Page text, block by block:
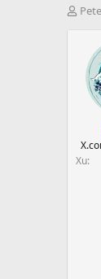
T
r
t
Xu